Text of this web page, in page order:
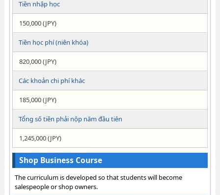
Tiền nhập học
150,000 (JPY)
Tiền học phí (niên khóa)
820,000 (JPY)
Các khoản chi phí khác
185,000 (JPY)
Tổng số tiền phải nộp năm đầu tiên
1,245,000 (JPY)
Shop Business Course
The curriculum is developed so that students will become
salespeople or shop owners.